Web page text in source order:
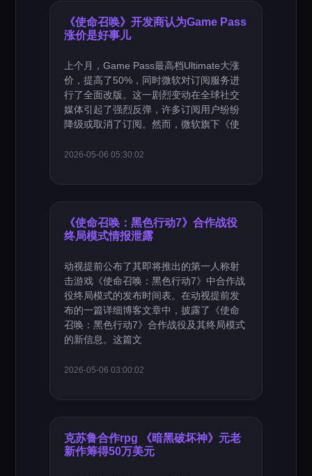
《使命召唤》开发商认为Game Pass
涨价是好事儿
上个月，Game Pass最高档Ultimate大涨
价，提高了50%，同时微软对订阅服务进
行了全面改版。这一剧烈变动在全球社交
媒体引起了强烈反弹，许多订阅用户纷纷
降级或取消了订阅。然而，微软旗下《使
2026-05-06 05:30:02
《使命召唤：黑色行动7》合作战役
终局模式情报泄露
动视提前公布了其即将推出的第一人称射
击游戏《使命召唤：黑色行动7》中合作战
役终局模式的发布时间表。在动视提前发
布的一篇详细博客文章中，披露了《使命
召唤：黑色行动7》合作战役及其终局模式
的新信息。这篇文
2026-05-06 03:00:02
克苏鲁合作rpg 《暗黑破坏神》元老
新作筹得50万美元